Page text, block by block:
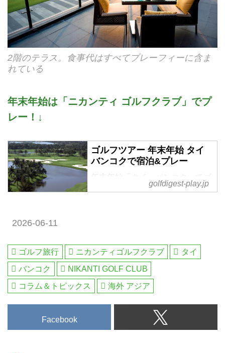
2階のテラス。食事代はすべてプレーフィーに含ま
れている
年末年始は「ニカンティ ゴルフクラブ」でプ
レー！↓
ゴルフツアー 年末年始 タイ
バンコクで宿泊&プレー
年末年始「タイ・バンコク」でゴ
ルフプレー。添乗員同行で1名参
golfdigest-play.jp
2026-06-11
ゴルフ旅行 ニカンティゴルフクラブ
タイ
バンコク
NIKANTI GOLF CLUB
コラム＆トピックス
海外 アジア
Facebook